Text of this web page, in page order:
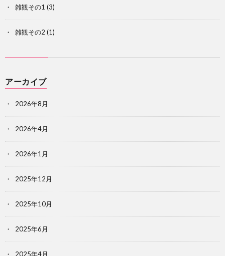
雑観その1 (3)
雑観その2 (1)
アーカイブ
2026年8月
2026年4月
2026年1月
2025年12月
2025年10月
2025年6月
2025年4月